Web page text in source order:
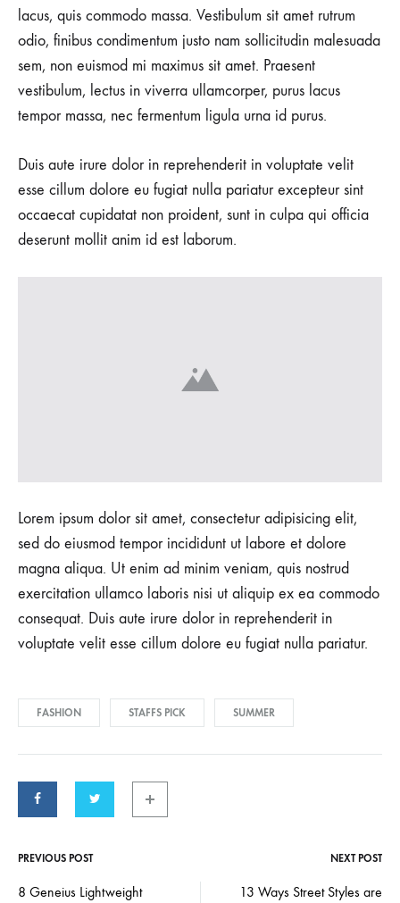
lacus, quis commodo massa. Vestibulum sit amet rutrum
odio, finibus condimentum justo nam sollicitudin malesuada
sem, non euismod mi maximus sit amet. Praesent
vestibulum, lectus in viverra ullamcorper, purus lacus
tempor massa, nec fermentum ligula urna id purus.
Duis aute irure dolor in reprehenderit in voluptate velit
esse cillum dolore eu fugiat nulla pariatur excepteur sint
occaecat cupidatat non proident, sunt in culpa qui officia
deserunt mollit anim id est laborum.
Lorem ipsum dolor sit amet, consectetur adipisicing elit,
sed do eiusmod tempor incididunt ut labore et dolore
magna aliqua. Ut enim ad minim veniam, quis nostrud
exercitation ullamco laboris nisi ut aliquip ex ea commodo
consequat. Duis aute irure dolor in reprehenderit in
voluptate velit esse cillum dolore eu fugiat nulla pariatur.
FASHION STAFFS PICK SUMMER
Post
PREVIOUS POST NEXT POST
8 Geneius Lightweight
13 Ways Street Styles are